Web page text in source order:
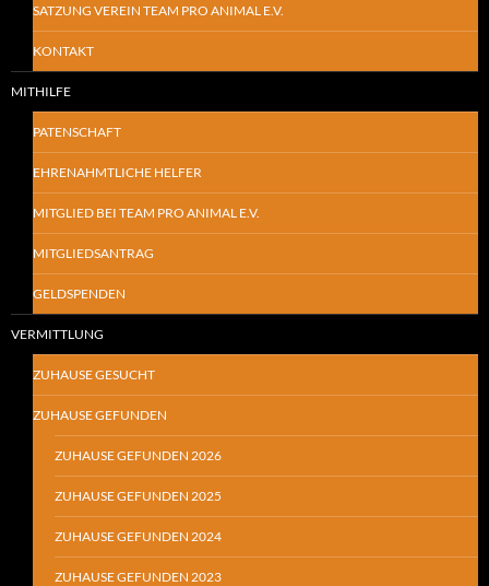
SATZUNG VEREIN TEAM PRO ANIMAL E.V.
KONTAKT
MITHILFE
PATENSCHAFT
EHRENAHMTLICHE HELFER
MITGLIED BEI TEAM PRO ANIMAL E.V.
MITGLIEDSANTRAG
GELDSPENDEN
VERMITTLUNG
ZUHAUSE GESUCHT
ZUHAUSE GEFUNDEN
ZUHAUSE GEFUNDEN 2026
ZUHAUSE GEFUNDEN 2025
ZUHAUSE GEFUNDEN 2024
ZUHAUSE GEFUNDEN 2023